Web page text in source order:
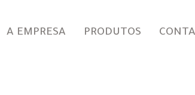
A EMPRESA PRODUTOS